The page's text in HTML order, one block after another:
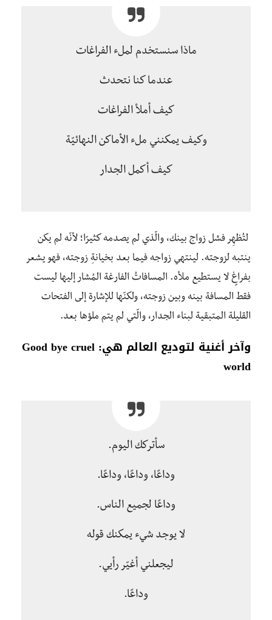
ماذا سنستخدم لملء الفراغات
عندما كنا نتحدث
كيف أملأ الفراغات
وكيف يمكنني ملء الأماكن النهائيّة
كيف أكمل الجدار
لتُظهِر فشل زواج بينك، والّذي لم يصدمه كثيرًا؛ لأنّه لم يكن
ينتبه لزوجته. لينتهي زواجه فيما بعد بخيانةِ زوجته، فهو يشعر
بفراغٍ لا يستطيع ملأه. المسافاتُ الفارغة المُشار إليها ليست
فقط المسافة بينه وبين زوجته، ولكنّها للإشارة إلى الفتحات
القليلة المتبقية لبناء الجدار، والّتي لم يتم ملؤها بعد.
وآخر أغنية لتوديع العالم هي: Good bye cruel
world
سأتركك اليوم.
وداعًا، وداعًا، وداعًا.
وداعًا لجميع الناس.
لا يوجد شيء يمكنك قوله
ليجعلني أغيّر رأيي.
وداعًا.